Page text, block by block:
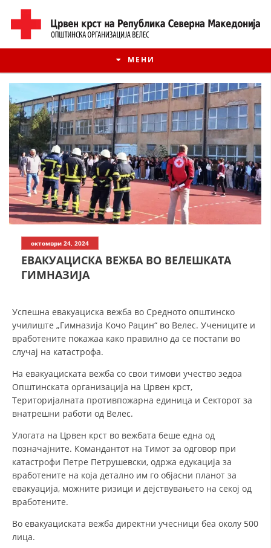
МЕНИ
ИСТОРИЈАТ НА ЦКРМ
ИСТОРИЈАТ НА ДВИЖЕЊЕТО
СТРУКТУРА НА ОРГАНИЗАЦИЈАТА
ЧЛЕНСТВО ВО ПРОФЕСИОНАЛНИ ТЕЛА
ЗАКОН ЗА ЦКРМ
СТАТУТ НА ЦКРМ
ОРГАНИЗАЦИЈА И РАЗВОЈ
РАКОВОДЕН ОДБОР
октомври 24, 2024
ЕВАКУАЦИСКА ВЕЖБА ВО ВЕЛЕШКАТА
ГИМНАЗИЈА
Успешна евакуациска вежба во Средното општинско
училиште „Гимназија Кочо Рацин“ во Велес. Учениците и
вработените покажаа како правилно да се постапи во
случај на катастрофа.
На евакуациската вежба со свои тимови учество зедоа
Општинската организација на Црвен крст,
Територијалната противпожарна единица и Секторот за
внатрешни работи од Велес.
Улогата на Црвен крст во вежбата беше една од
позначајните. Командантот на Тимот за одговор при
катастрофи Петре Петрушевски, одржа едукација за
вработените на која детално им го објасни планот за
евакуација, можните ризици и дејствувањето на секој од
вработените.
Во евакуациската вежба директни учесници беа околу 500
лица.